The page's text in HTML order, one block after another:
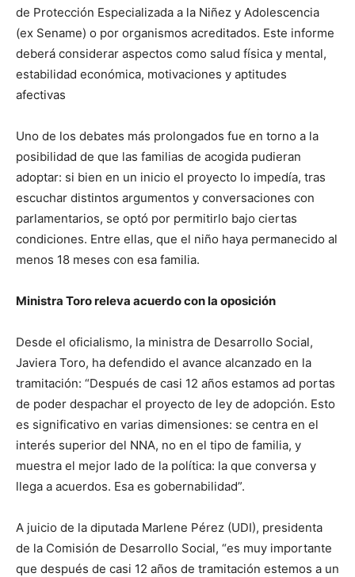
de Protección Especializada a la Niñez y Adolescencia
(ex Sename) o por organismos acreditados. Este informe
deberá considerar aspectos como salud física y mental,
estabilidad económica, motivaciones y aptitudes
afectivas
Uno de los debates más prolongados fue en torno a la
posibilidad de que las familias de acogida pudieran
adoptar: si bien en un inicio el proyecto lo impedía, tras
escuchar distintos argumentos y conversaciones con
parlamentarios, se optó por permitirlo bajo ciertas
condiciones. Entre ellas, que el niño haya permanecido al
menos 18 meses con esa familia.
Ministra Toro releva acuerdo con la oposición
Desde el oficialismo, la ministra de Desarrollo Social,
Javiera Toro, ha defendido el avance alcanzado en la
tramitación: “Después de casi 12 años estamos ad portas
de poder despachar el proyecto de ley de adopción. Esto
es significativo en varias dimensiones: se centra en el
interés superior del NNA, no en el tipo de familia, y
muestra el mejor lado de la política: la que conversa y
llega a acuerdos. Esa es gobernabilidad”.
A juicio de la diputada Marlene Pérez (UDI), presidenta
de la Comisión de Desarrollo Social, “es muy importante
que después de casi 12 años de tramitación estemos a un